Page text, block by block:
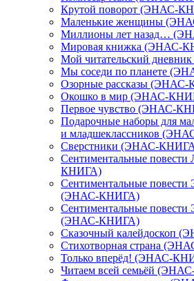
Крутой поворот (ЭНАС-
Маленькие женщины
Миллионы лет назад…
Мировая книжка (ЭНАС-
Мой читательский
Мы соседи по планете
Озорные рассказы
Окошко в мир (ЭНАС-
Первое чувство (ЭНАС-
Подарочные наборы для
и младшеклассников
Сверстники (ЭНАС-
Сентиментальные
КНИГА)
Сентиментальные
(ЭНАС-КНИГА)
Сентиментальные повести
(ЭНАС-КНИГА)
Сказочный калейдоскоп
Стихотворная страна
Только вперёд! (ЭНАС-
Читаем всей семьёй